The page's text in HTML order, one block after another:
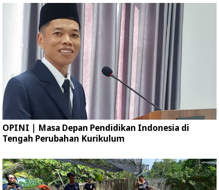
OPINI | Masa Depan Pendidikan Indonesia di
Tengah Perubahan Kurikulum